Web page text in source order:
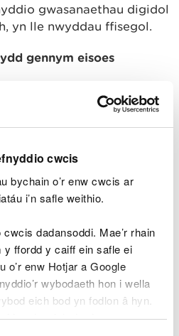
cwcis
bychain o’r enw cwcis ar
i’n safle weithio.
dadansoddi. Mae’r rhain
y ffordd y caiff ein safle ei
o’r enw Hotjar a Google
wybodaeth hon i wella
eich bod yn fodlon â hyn.
i gadw eich dewis.
gwasanaethau digidol
yn lle nwyddau ffisegol.
gennym eisoes
yn effeithiol, gan
ac ailwerthu; er
cymunedol a chaffis
trydanol i gynhyrchion
yn ariannu costau
oes ac yn annog eco-
adnodd